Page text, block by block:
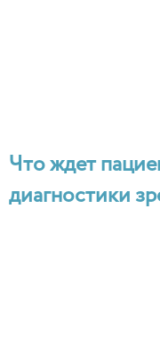
Что ждет
диагностики